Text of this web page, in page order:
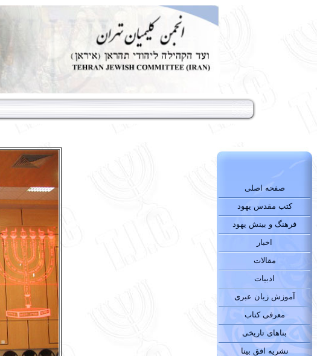
صفحه اصلی
کتب مقدس یهود
فرهنگ و بینش یهود
اخبار
مقالات
ادبیات
آموزش زبان عبری
معرفی کتاب
بناهای تاریخی
نشریه افق بینا